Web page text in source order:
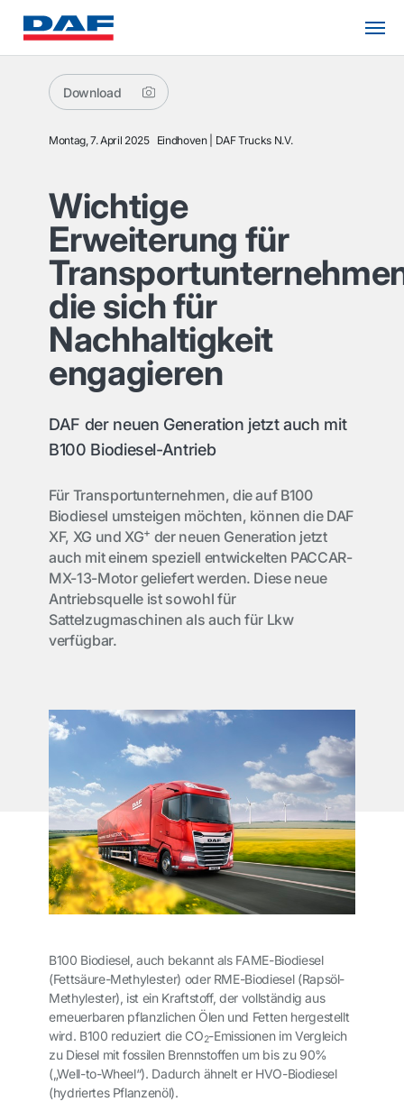
Download
Montag, 7. April 2025 Eindhoven DAF Trucks N.V.
Wichtige
Erweiterung für
die sich für
Nachhaltigkeit
engagieren
DAF der neuen Generation jetzt auch mit
B100 Biodiesel-Antrieb
Für Transportunternehmen, die auf B100
Biodiesel umsteigen möchten, können die DAF
XF, XG und XG+ der neuen Generation jetzt
auch mit einem speziell entwickelten PACCAR-
MX-13-Motor geliefert werden. Diese neue
Antriebsquelle ist sowohl für
Sattelzugmaschinen als auch für Lkw
verfügbar.
B100 Biodiesel, auch bekannt als FAME-Biodiesel
(Fettsäure-Methylester) oder RME-Biodiesel (Rapsöl-
Methylester), ist ein Kraftstoff, der vollständig aus
erneuerbaren pflanzlichen Ölen und Fetten hergestellt
wird. B100 reduziert die CO2-Emissionen im Vergleich
zu Diesel mit fossilen Brennstoffen um bis zu 90%
(„Well-to-Wheel“). Dadurch ähnelt er HVO-Biodiesel
(hydriertes Pflanzenöl).